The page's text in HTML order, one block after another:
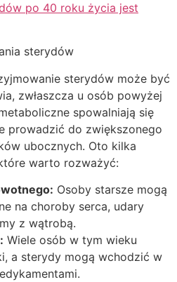
po 40 roku życia jest
sterydów
sterydów może być
zwłaszcza u osób powyżej
spowalniają się
prowadzić do zwiększonego
ubocznych. Oto kilka
warto rozważyć:
Osoby starsze mogą
na choroby serca, udary
z wątrobą.
Wiele osób w tym wieku
a sterydy mogą wchodzić w